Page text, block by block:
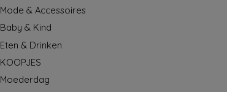
Mode & Accessoires
Baby & Kind
Eten & Drinken
KOOPJES
Moederdag